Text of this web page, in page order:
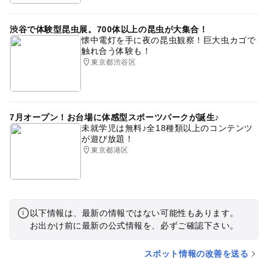
渋谷で体験型昆虫展。700体以上の昆虫が大集合！
懐中電灯を手に夜の昆虫観察！巨大虫カゴで
触れ合う体験も！
東京都渋谷区
7月オープン！お台場に体感型スポーツパークが誕生♪
未就学児は無料♪全18種類以上のコンテンツ
が遊び放題！
東京都港区
以下情報は、最新の情報ではない可能性もあります。
お出かけ前に最新の公式情報を、必ずご確認下さい。
スポット情報の改善を送る